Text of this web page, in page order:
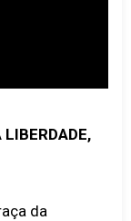
LIBERDADE,
da